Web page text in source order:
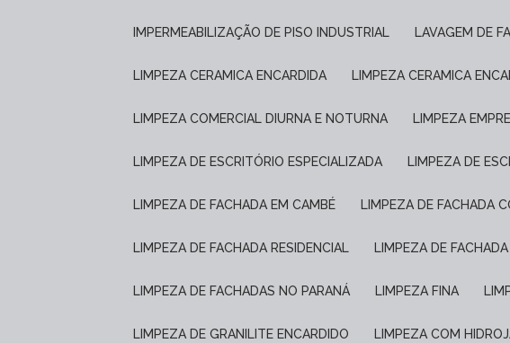
IMPERMEABILIZAÇÃO DE PISO INDUSTRIAL LAVAGEM DE
LIMPEZA CERAMICA ENCARDIDA LIMPEZA CERAMICA
LIMPEZA COMERCIAL DIURNA E NOTURNA LIMPEZA
LIMPEZA DE ESCRITÓRIO ESPECIALIZADA LIMPEZA DE
LIMPEZA DE FACHADA EM CAMBÉ LIMPEZA DE FACHADA
LIMPEZA DE FACHADA RESIDENCIAL LIMPEZA DE
LIMPEZA DE FACHADAS NO PARANÁ LIMPEZA FINA
LIMPEZA DE GRANILITE ENCARDIDO LIMPEZA COM